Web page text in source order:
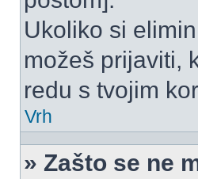
Ukoliko si
možeš prijaviti,
redu s tvojim
Vrh
» Zašto se ne